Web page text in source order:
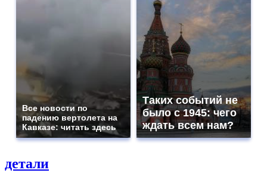
Все новости по
падению вертолета на
Кавказе: читать здесь
Таких событий не
было с 1945: чего
ждать всем нам?
детали